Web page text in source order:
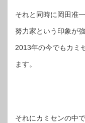
それと同時に岡田准
努力家という印象が
2013年の今でもカミ
ます。
それにカミセンの中